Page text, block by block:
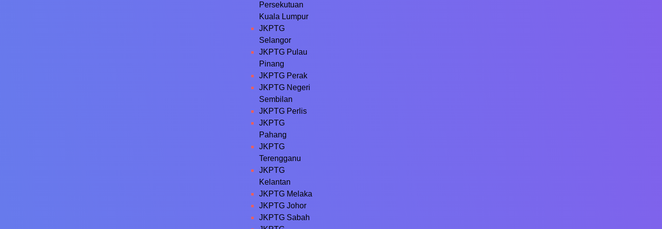
Persekutuan
Kuala Lumpur
JKPTG
Selangor
JKPTG Pulau
Pinang
JKPTG Perak
JKPTG Negeri
Sembilan
JKPTG Perlis
JKPTG
Pahang
JKPTG
Terengganu
JKPTG
Kelantan
JKPTG Melaka
JKPTG Johor
JKPTG Sabah